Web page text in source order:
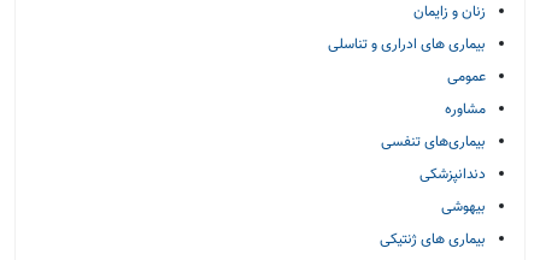
زنان و زایمان
بیماری های ادراری و تناسلی
عمومی
مشاوره
بیماری‌های تنفسی
دندانپزشکی
بیهوشی
بیماری های ژنتیکی